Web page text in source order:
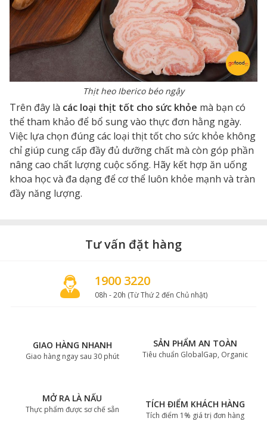
Thịt heo Iberico béo ngậy
Trên đây là các loại thịt tốt cho sức khỏe mà bạn có
thể tham khảo để bổ sung vào thực đơn hằng ngày.
Việc lựa chọn đúng các loại thịt tốt cho sức khỏe không
chỉ giúp cung cấp đầy đủ dưỡng chất mà còn góp phần
nâng cao chất lượng cuộc sống. Hãy kết hợp ăn uống
khoa học và đa dạng để cơ thể luôn khỏe mạnh và tràn
đầy năng lượng.
Tư vấn đặt hàng
1900 3220
08h - 20h (Từ Thứ 2 đến Chủ nhật)
GIAO HÀNG NHANH
Giao hàng ngay sau 30 phút
SẢN PHẨM AN TOÀN
Tiêu chuẩn GlobalGap, Organic
MỞ RA LÀ NẤU
Thực phẩm được sơ chế sẵn TÍCH ĐIỂM KHÁCH HÀNG
Tích điểm 1% giá trị đơn hàng